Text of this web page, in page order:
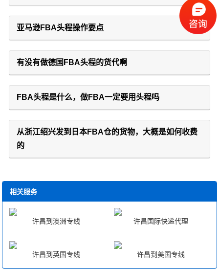
亚马逊FBA头程操作要点
有没有做德国FBA头程的货代啊
FBA头程是什么，做FBA一定要用头程吗
从浙江绍兴发到日本FBA仓的货物，大概是如何收费
的
相关服务
许昌到澳洲专线 许昌国际快递代理
许昌到英国专线 许昌到美国专线